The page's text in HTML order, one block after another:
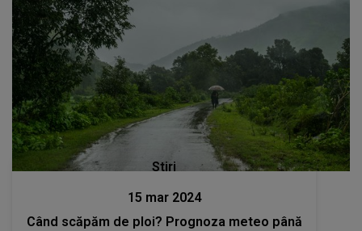
Stiri
15 mar 2024
Când scăpăm de ploi? Prognoza meteo până